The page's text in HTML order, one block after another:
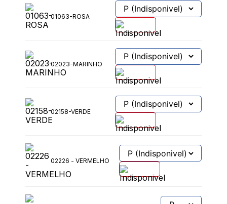
01063-ROSA
02023-MARINHO
02158-VERDE
02226 - VERMELHO